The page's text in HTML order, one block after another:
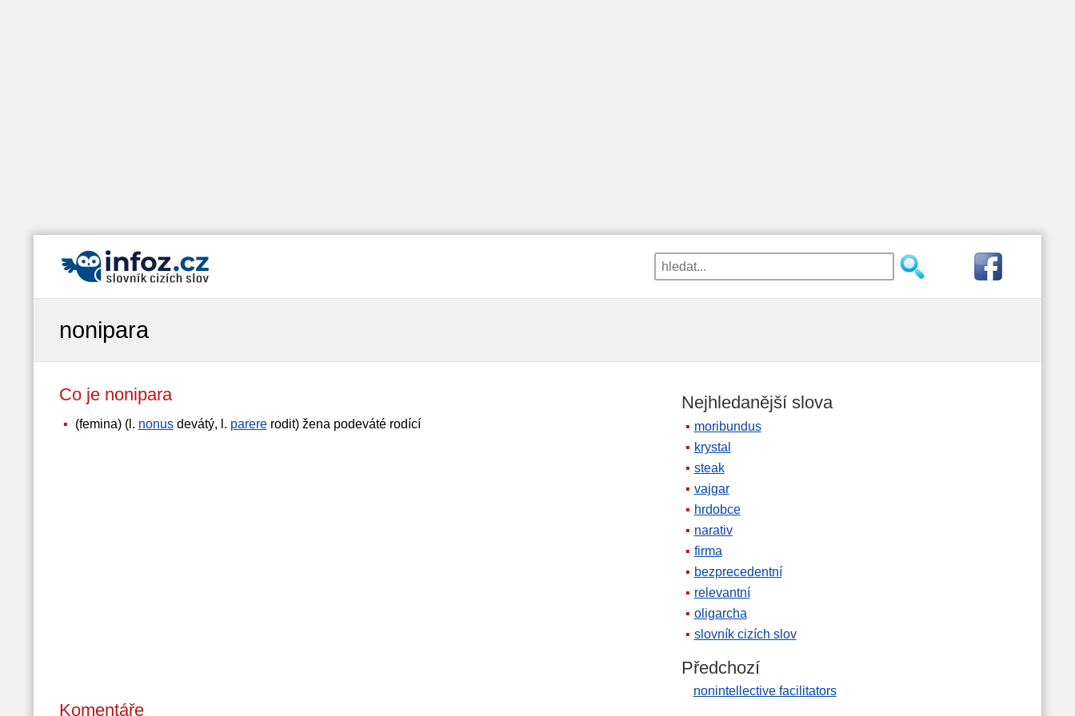
nonipara
Co je nonipara
(femina) (l. nonusdevátý, l. parererodit) žena podeváté rodící
Komentáře
Nejhledanější slova
moribundus
krystal
steak
vajgar
hrdobce
narativ
firma
bezprecedentní
relevantní
oligarcha
slovník cizích slov
Předchozí
nonintellective facilitators